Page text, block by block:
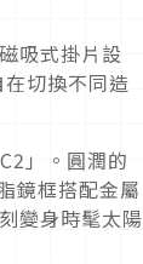
吸式掛片設
切換不同造
」。圓潤的
鏡框搭配金屬
變身時髦太陽